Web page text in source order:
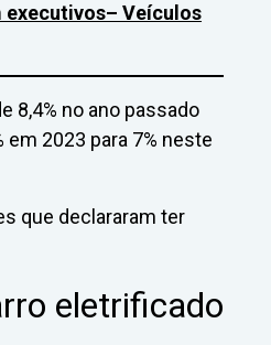
executivos– Veículos
8,4% no ano passado
em 2023 para 7% neste
que declararam ter
eletrificado